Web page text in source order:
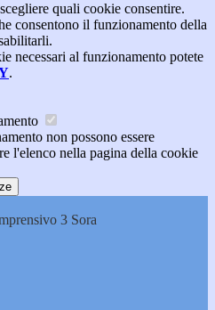
quali cookie consentire.
consentono il funzionamento della
necessari al funzionamento potete
.
non possono essere
l'elenco nella pagina della cookie
3 Sora